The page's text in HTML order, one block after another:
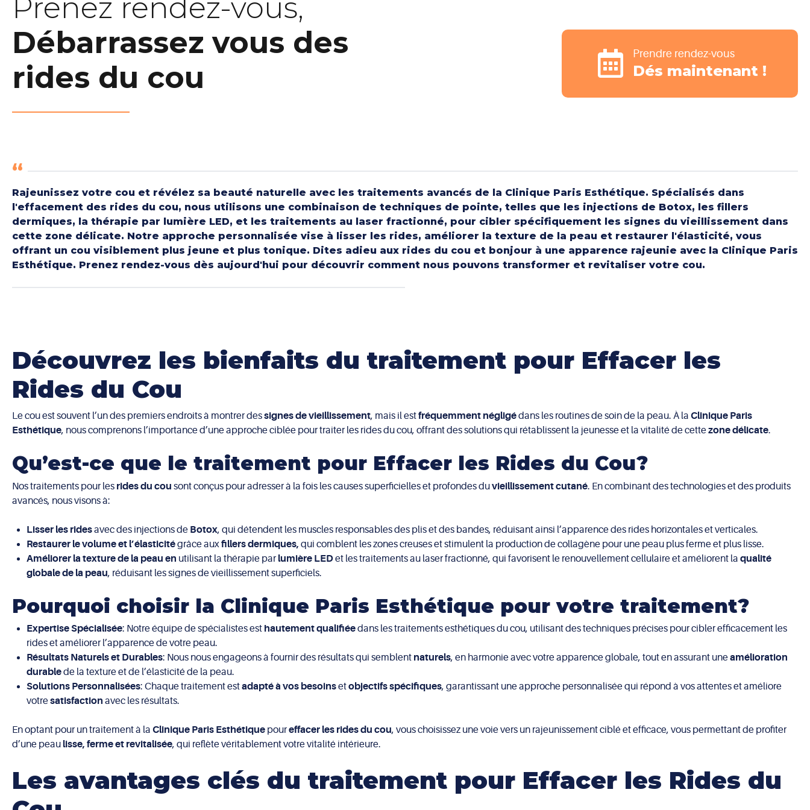
Prenez rendez-vous,
Débarrassez vous des
rides du cou
Prendre rendez-vous
Dés maintenant !
Rajeunissez votre cou et révélez sa beauté naturelle avec les traitements avancés de la Clinique Paris Esthétique. Spécialisés dans
l'effacement des rides du cou, nous utilisons une combinaison de techniques de pointe, telles que les injections de Botox, les fillers
dermiques, la thérapie par lumière LED, et les traitements au laser fractionné, pour cibler spécifiquement les signes du vieillissement dans
cette zone délicate. Notre approche personnalisée vise à lisser les rides, améliorer la texture de la peau et restaurer l'élasticité, vous
offrant un cou visiblement plus jeune et plus tonique. Dites adieu aux rides du cou et bonjour à une apparence rajeunie avec la Clinique Paris
Esthétique. Prenez rendez-vous dès aujourd'hui pour découvrir comment nous pouvons transformer et revitaliser votre cou.
Découvrez les bienfaits du traitement pour Effacer les
Rides du Cou
Le cou est souvent l’un des premiers endroits à montrer dessignes de vieillissement, mais il estfréquemment négligédans les routines de soin de la peau. À la Clinique Paris
Esthétique, nous comprenons l’importance d’une approche ciblée pour traiter les rides du cou, offrant des solutions qui rétablissent la jeunesse et la vitalité de cettezone délicate.
Qu’est-ce que le traitement pour Effacer les Rides du Cou?
Nos traitements pour les rides du cou sont conçus pour adresser à la fois les causes superficielles et profondes duvieillissement cutané. En combinant des technologies et des produits
avancés, nous visons à:
Lisser les ridesavec des injections de Botox, qui détendent les muscles responsables des plis et des bandes, réduisant ainsi l’apparence des rides horizontales et verticales.
Restaurer le volume et l’élasticitégrâce auxfillers dermiques, qui comblent les zones creuses et stimulent la production de collagène pour une peau plus ferme et plus lisse.
Améliorer la texture de la peau en utilisant la thérapie par lumière LEDet les traitements au laser fractionné, qui favorisent le renouvellement cellulaire et améliorent la qualité
globale de la peau, réduisant les signes de vieillissement superficiels.
Pourquoi choisir la Clinique Paris Esthétique pour votre traitement?
Expertise Spécialisée: Notre équipe de spécialistes est hautement qualifiéedans les traitements esthétiques du cou, utilisant des techniques précises pour cibler efficacement les
rides et améliorer l’apparence de votre peau.
Résultats Naturels et Durables: Nous nous engageons à fournir des résultats qui semblent naturels, en harmonie avec votre apparence globale, tout en assurant uneamélioration
durablede la texture et de l’élasticité de la peau.
Solutions Personnalisées: Chaque traitement estadapté à vos besoinsetobjectifs spécifiques, garantissant une approche personnalisée qui répond à vos attentes et améliore
votresatisfaction avec les résultats.
En optant pour un traitement à la Clinique Paris Esthétique poureffacer les rides du cou, vous choisissez une voie vers un rajeunissement ciblé et efficace, vous permettant de profiter
d’une peau lisse, ferme et revitalisée, qui reflète véritablement votre vitalité intérieure.
Les avantages clés du traitement pour Effacer les Rides du